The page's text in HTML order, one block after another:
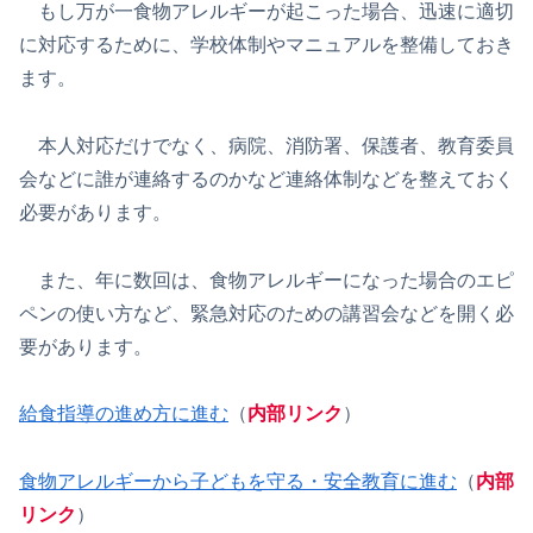
もし万が一食物アレルギーが起こった場合、迅速に適切
に対応するために、学校体制やマニュアルを整備しておき
ます。
本人対応だけでなく、病院、消防署、保護者、教育委員
会などに誰が連絡するのかなど連絡体制などを整えておく
必要があります。
また、年に数回は、食物アレルギーになった場合のエピ
ペンの使い方など、緊急対応のための講習会などを開く必
要があります。
給食指導の進め方に進む （内部リンク ）
食物アレルギーから子どもを守る・安全教育に進む （内部
リンク ）